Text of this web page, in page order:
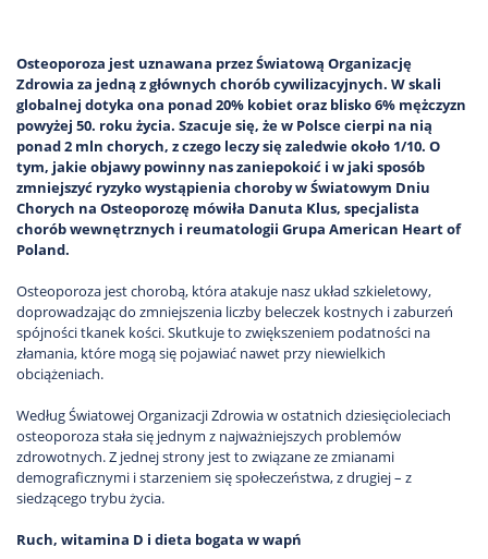
Osteoporoza jest uznawana przez Światową Organizację
Zdrowia za jedną z głównych chorób cywilizacyjnych. W skali
globalnej dotyka ona ponad 20% kobiet oraz blisko 6% mężczyzn
powyżej 50. roku życia. Szacuje się, że w Polsce cierpi na nią
ponad 2 mln chorych, z czego leczy się zaledwie około 1/10. O
tym, jakie objawy powinny nas zaniepokoić i w jaki sposób
zmniejszyć ryzyko wystąpienia choroby w Światowym Dniu
Chorych na Osteoporozę mówiła Danuta Klus, specjalista
chorób wewnętrznych i reumatologii Grupa American Heart of
Poland.
Osteoporoza jest chorobą, która atakuje nasz układ szkieletowy,
doprowadzając do zmniejszenia liczby beleczek kostnych i zaburzeń
spójności tkanek kości. Skutkuje to zwiększeniem podatności na
złamania, które mogą się pojawiać nawet przy niewielkich
obciążeniach.
Według Światowej Organizacji Zdrowia w ostatnich dziesięcioleciach
osteoporoza stała się jednym z najważniejszych problemów
zdrowotnych. Z jednej strony jest to związane ze zmianami
demograficznymi i starzeniem się społeczeństwa, z drugiej – z
siedzącego trybu życia.
Ruch, witamina D i dieta bogata w wapń